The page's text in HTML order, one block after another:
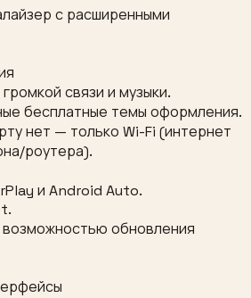
с расширенными
связи и музыки.
бесплатные темы оформления.
нет — только Wi-Fi (интернет
роутера).
и Android Auto.
обновления